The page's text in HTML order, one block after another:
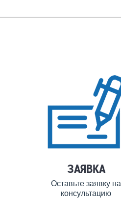
ЗАЯВКА
Оставьте заявку на
консультацию